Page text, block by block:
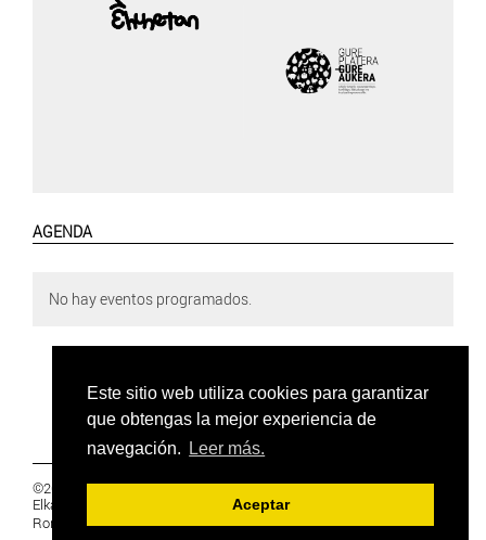
Este sitio web utiliza cookies para garantizar
que obtengas la mejor experiencia de
navegación.
Leer más.
Aceptar
AGENDA
No hay eventos programados.
©2019 Euskal Herriko Ikasleen Gurasoen
Elkartea -
Ronda 27, 1 Ezk, 48005 Bilbao, Bizkaia